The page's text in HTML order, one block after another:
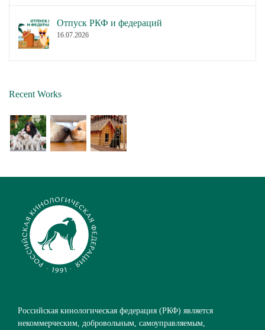
Отпуск РКФ и федераций
16.07.2026
Recent Works
Российская кинологическая федерация (РКФ) является
некоммерческим, добровольным, самоуправляемым,